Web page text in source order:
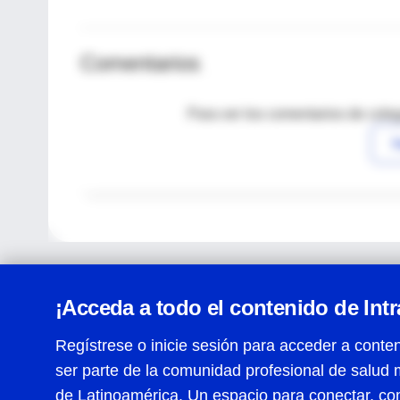
Comentarios
Para ver los comentarios de
¡Acceda a todo el contenido de
Regístrese o inicie sesión para acceder a
ser parte de la comunidad profesional de salud
de Latinoamérica. Un espacio para conectar,
Centro de Ayuda